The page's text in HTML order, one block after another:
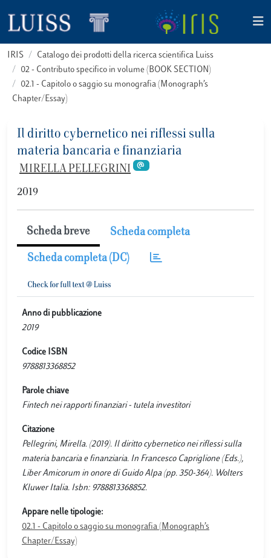
IRIS
Catalogo dei prodotti della ricerca scientifica Luiss
02 - Contributo specifico in volume (BOOK SECTION)
02.1 - Capitolo o saggio su monografia (Monograph’s
Chapter/Essay)
Il diritto cybernetico nei riflessi sulla
materia bancaria e finanziaria
MIRELLA PELLEGRINI
2019
Scheda breve Scheda completa
Scheda completa (DC)
Anno di pubblicazione
2019
Codice ISBN
9788813368852
Parole chiave
Fintech nei rapporti finanziari - tutela investitori
Citazione
Pellegrini, Mirella. (2019). Il diritto cybernetico nei riflessi sulla
materia bancaria e finanziaria. In Francesco Capriglione (Eds.),
Liber Amicorum in onore di Guido Alpa (pp. 350-364). Wolters
Kluwer Italia. Isbn: 9788813368852.
Appare nelle tipologie:
02.1 - Capitolo o saggio su monografia (Monograph’s
Chapter/Essay)